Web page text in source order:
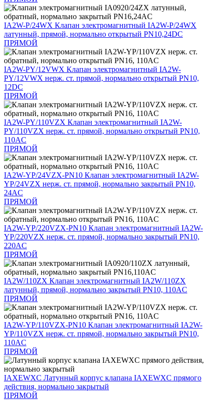
IA2W-P/24WX Клапан электромагнитный IA2W-P/24WX
латунный, прямой, нормально открытый PN10,24DC
ПРЯМОЙ
IA2W-PY/12VWX Клапан электромагнитный IA2W-
PY/12VWX нерж. ст. прямой, нормально открытый PN10,
12DC
ПРЯМОЙ
IA2W-PY/110VZX Клапан электромагнитный IA2W-
PY/110VZX нерж. ст. прямой, нормально открытый PN10,
110AC
ПРЯМОЙ
IA2W-YP/24VZX-PN10 Клапан электромагнитный IA2W-
YP/24VZX нерж. ст. прямой, нормально закрытый PN10,
24AC
ПРЯМОЙ
IA2W-YP/220VZX-PN10 Клапан электромагнитный IA2W-
YP/220VZX нерж. ст. прямой, нормально закрытый PN10,
220AC
ПРЯМОЙ
IA2W/110ZX Клапан электромагнитный IA2W/110ZX
латунный, прямой, нормально закрытый PN10, 110AC
ПРЯМОЙ
IA2W-YP/110VZX-PN10 Клапан электромагнитный IA2W-
YP/110VZX нерж. ст. прямой, нормально закрытый PN10,
110AC
ПРЯМОЙ
IAXEWXС Латунный корпус клапана IAXEWXС прямого
действия, нормально закрытый
ПРЯМОЙ